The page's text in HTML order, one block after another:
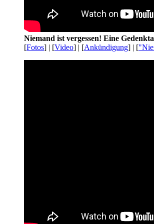
Niemand ist vergessen! Eine
[Fotos] | [Video] | [Ankündigung] | [